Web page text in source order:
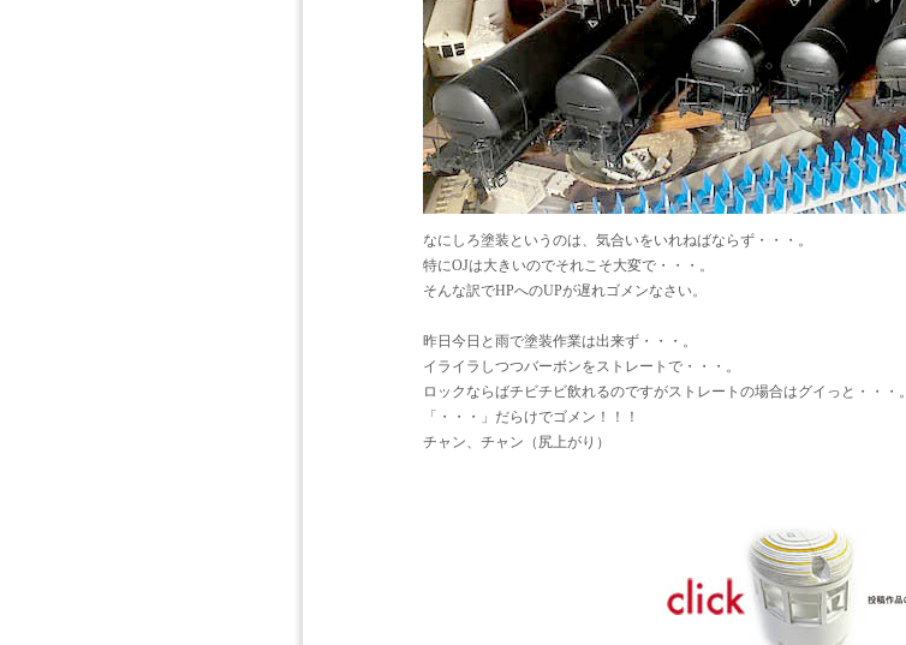
なにしろ塗装というのは、気合いをいれねばならず・・・。
特にOJは大きいのでそれこそ大変で・・・。
そんな訳でHPへのUPが遅れゴメンなさい。
昨日今日と雨で塗装作業は出来ず・・・。
イライラしつつバーボンをストレートで・・・。
ロックならばチビチビ飲れるのですがストレートの場合はグイっと・・・。
「・・・」だらけでゴメン！！！
チャン、チャン（尻上がり）